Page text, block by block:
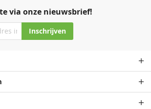
via onze nieuwsbrief!
Inschrijven